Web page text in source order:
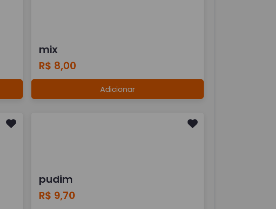
mix
R$ 8,00
Adicionar
pudim
R$ 9,70